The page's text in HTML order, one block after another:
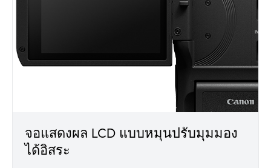
จอแสดงผล LCD แบบหมุนปรับมุมมอง
ได้อิสระ